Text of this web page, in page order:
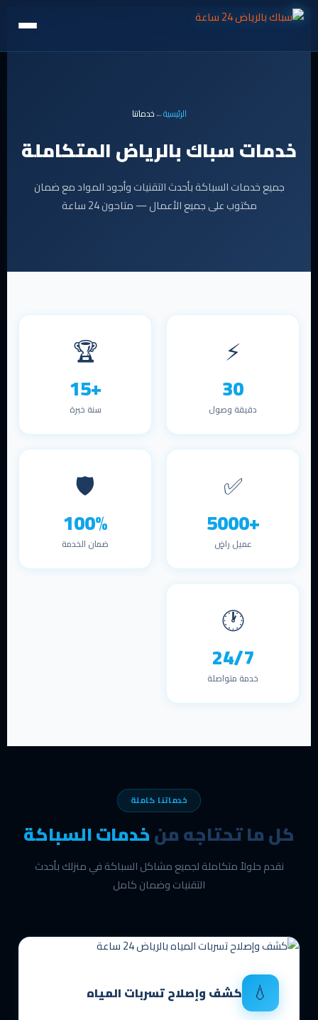
الرئيسية←خدماتنا
خدمات سباك بالرياض المتكاملة
جميع خدمات السباكة بأحدث التقنيات وأجود المواد مع ضمان
مكتوب على جميع الأعمال — متاحون 24 ساعة
⚡
30
دقيقة وصول
🏆
+15
سنة خبرة
✅
+5000
عميل راضٍ
🛡️
100%
ضمان الخدمة
🕐
24/7
خدمة متواصلة
خدماتنا كاملة
كل ما تحتاجه منخدمات السباكة
نقدم حلولاً متكاملة لجميع مشاكل السباكة في منزلك بأحدث
التقنيات وضمان كامل
💧 كشف وإصلاح تسربات المياه